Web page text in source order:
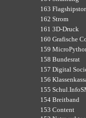
163
162 Strom
161 3D-Druck
160 Grafische
159
158 Bundesrat
157 Digital
156
155
154 Breitband
153 Content